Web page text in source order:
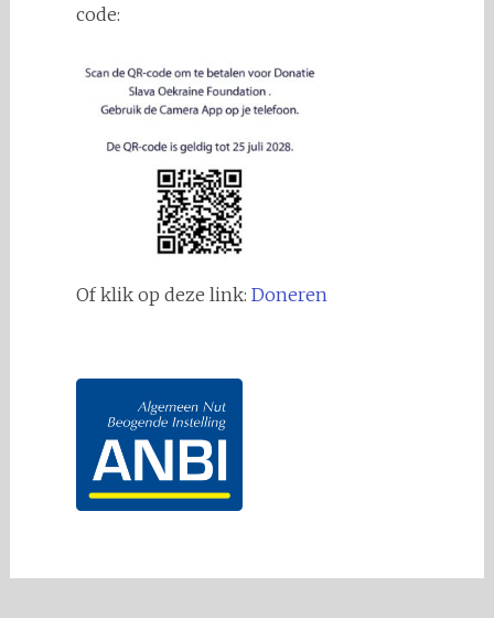
code:
Of klik op deze link: Doneren